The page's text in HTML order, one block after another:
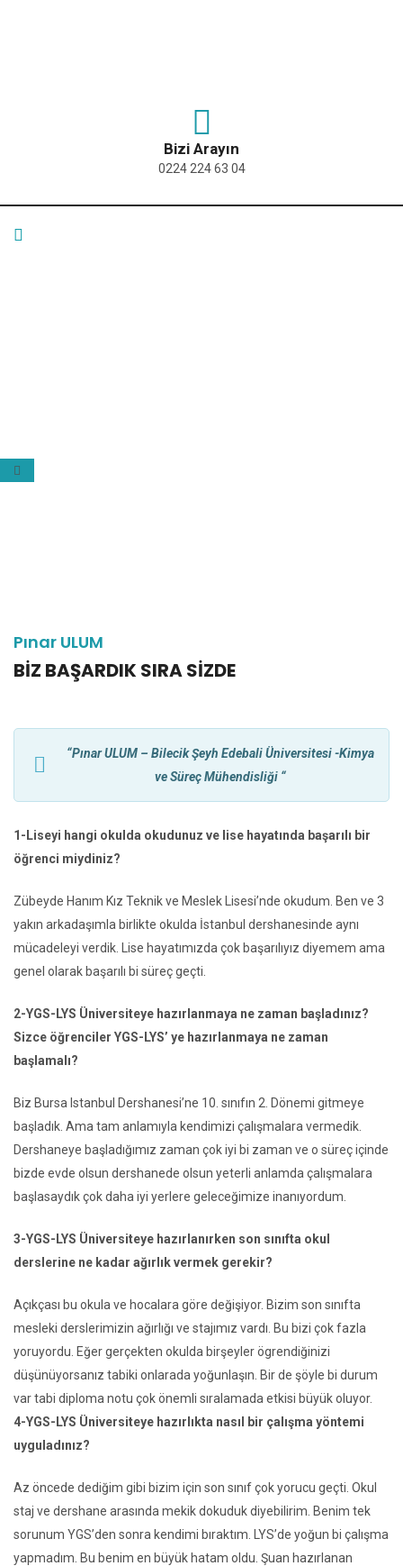
Bizi Arayın
0224 224 63 04
Pınar ULUM
BIZ BAŞARDIK SIRA SIZDE
“Pınar ULUM – Bilecik Şeyh Edebali Üniversitesi -Kimya
ve Süreç Mühendisliği “
1-Liseyi hangi okulda okudunuz ve lise hayatında başarılı bir
öğrenci miydiniz?
Zübeyde Hanım Kız Teknik ve Meslek Lisesi’nde okudum. Ben ve 3
yakın arkadaşımla birlikte okulda İstanbul dershanesinde aynı
mücadeleyi verdik. Lise hayatımızda çok başarılıyız diyemem ama
genel olarak başarılı bi süreç geçti.
2-YGS-LYS Üniversiteye hazırlanmaya ne zaman başladınız?
Sizce öğrenciler YGS-LYS’ ye hazırlanmaya ne zaman
başlamalı?
Biz Bursa Istanbul Dershanesi’ne 10. sınıfın 2. Dönemi gitmeye
başladık. Ama tam anlamıyla kendimizi çalışmalara vermedik.
Dershaneye başladığımız zaman çok iyi bi zaman ve o süreç içinde
bizde evde olsun dershanede olsun yeterli anlamda çalışmalara
başlasaydık çok daha iyi yerlere geleceğimize inanıyordum.
3-YGS-LYS Üniversiteye hazırlanırken son sınıfta okul
derslerine ne kadar ağırlık vermek gerekir?
Açıkçası bu okula ve hocalara göre değişiyor. Bizim son sınıfta
mesleki derslerimizin ağırlığı ve stajımız vardı. Bu bizi çok fazla
yoruyordu. Eğer gerçekten okulda birşeyler ögrendiğinizi
düşünüyorsanız tabiki onlarada yoğunlaşın. Bir de şöyle bi durum
var tabi diploma notu çok önemli sıralamada etkisi büyük oluyor.
4-YGS-LYS Üniversiteye hazırlıkta nasıl bir çalışma yöntemi
uyguladınız?
Az öncede dediğim gibi bizim için son sınıf çok yorucu geçti. Okul
staj ve dershane arasında mekik dokuduk diyebilirim. Benim tek
sorunum YGS’den sonra kendimi bıraktım. LYS’de yoğun bi çalışma
yapmadım. Bu benim en büyük hatam oldu. Şuan hazırlanan